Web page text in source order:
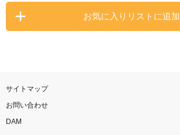
お気に入りリストに追加
サイトマップ
お問い合わせ
DAM